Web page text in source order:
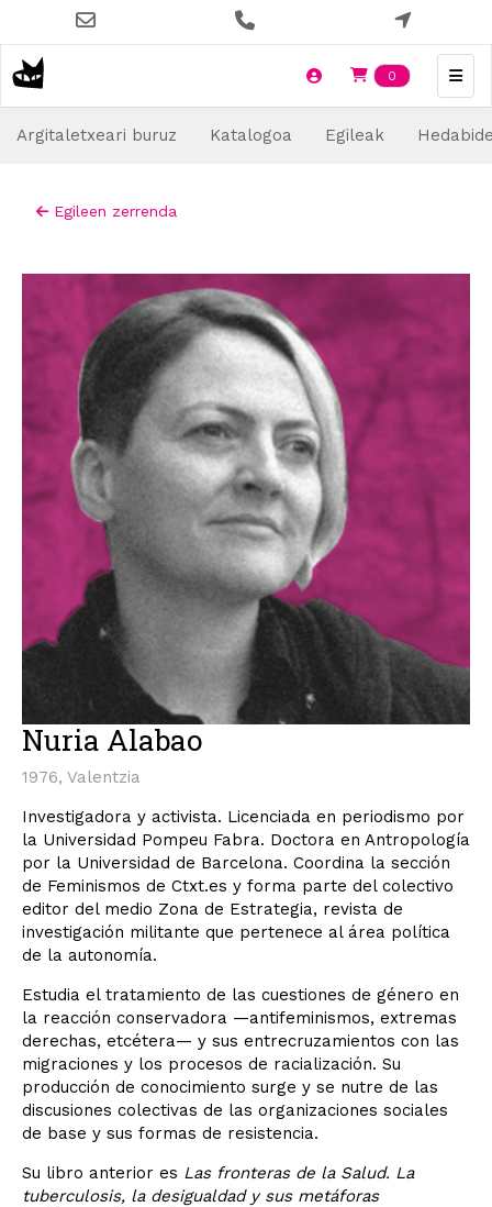
main
content
0 Items en
Argitaletxeari buruz Katalogoa Egileak
Egileen zerrenda
Nuria Alabao
1976, Valentzia
Investigadora y activista. Licenciada en periodismo por
la Universidad Pompeu Fabra. Doctora en Antropología
por la Universidad de Barcelona. Coordina la sección
de Feminismos de Ctxt.es y forma parte del colectivo
editor del medio Zona de Estrategia, revista de
investigación militante que pertenece al área política
de la autonomía.
Estudia el tratamiento de las cuestiones de género en
la reacción conservadora —antifeminismos, extremas
derechas, etcétera— y sus entrecruzamientos con las
migraciones y los procesos de racialización. Su
producción de conocimiento surge y se nutre de las
discusiones colectivas de las organizaciones sociales
de base y sus formas de resistencia.
Su libro anterior es Las fronteras de la Salud. La
tuberculosis, la desigualdad y sus metáforas